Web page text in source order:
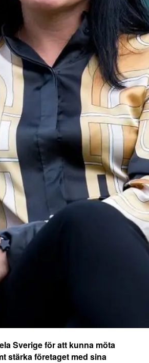
Sverige för att kunna möta
stärka företaget med sina